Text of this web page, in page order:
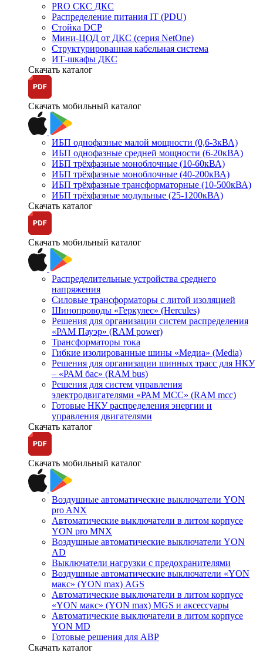
PRO СКС ДКС
Распределение питания IT (PDU)
Стойка DCP
Мини-ЦОД от ДКС (серия NetOne)
Структурированная кабельная система
ИТ-шкафы ДКС
Скачать каталог
Скачать мобильный каталог
ИБП однофазные малой мощности (0,6-3кВА)
ИБП однофазные средней мощности (6-20кВА)
ИБП трёхфазные моноблочные (10-60кВА)
ИБП трёхфазные моноблочные (40-200кВА)
ИБП трёхфазные трансформаторные (10-500кВА)
ИБП трёхфазные модульные (25-1200кВА)
Скачать каталог
Скачать мобильный каталог
Распределительные устройства среднего
напряжения
Силовые трансформаторы с литой изоляцией
Шинопроводы «Геркулес» (Hercules)
Решения для организации систем распределения
«РАМ Пауэр» (RAM power)
Трансформаторы тока
Гибкие изолированные шины «Медиа» (Media)
Решения для организации шинных трасс для НКУ
– «РАМ бас» (RAM bus)
Решения для систем управления
электродвигателями «РАМ МСС» (RAM mcc)
Готовые НКУ распределения энергии и
управления двигателями
Скачать каталог
Скачать мобильный каталог
Воздушные автоматические выключатели YON
pro ANX
Автоматические выключатели в литом корпусе
YON pro MNX
Воздушные автоматические выключатели YON
AD
Выключатели нагрузки с предохранителями
Воздушные автоматические выключатели «YON
макс» (YON max) AGS
Автоматические выключатели в литом корпусе
«YON макс» (YON max) MGS и аксессуары
Автоматические выключатели в литом корпусе
YON MD
Готовые решения для АВР
Скачать каталог